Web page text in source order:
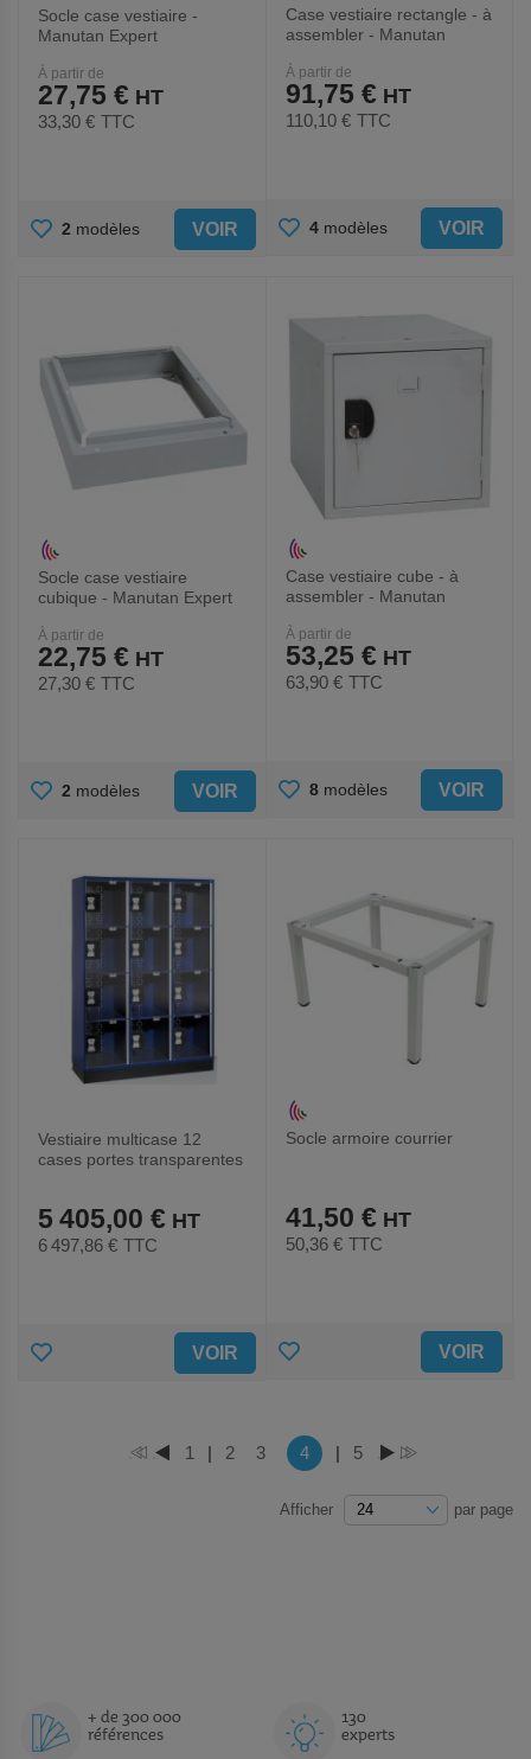
Socle case vestiaire -
Manutan Expert
À partir de
27,75 €
33,30 € TTC
AJOUTER
2 modèles VOIR
Case vestiaire rectangle - à
assembler - Manutan
À partir de
91,75 €
110,10 € TTC
AJOUTER
4 modèles VOIR
Socle case vestiaire
cubique - Manutan Expert
À partir de
22,75 €
27,30 € TTC
AJOUTER
FAVORIS
2 modèles VOIR
Case vestiaire cube - à
assembler - Manutan
À partir de
53,25 €
63,90 € TTC
AJOUTER
8 modèles VOIR
Vestiaire multicase 12
cases portes transparentes
5 405,00 €
6 497,86 € TTC
AJOUTER VOIR
Socle armoire courrier
41,50 €
50,36 € TTC
AJOUTER
FAVORIS
VOIR
Page
Page
1 | Page
2 Page
3 Vous lisez actuellement la page
4 | Page
5
Afficher par page
+ de 300 000
références
130
experts